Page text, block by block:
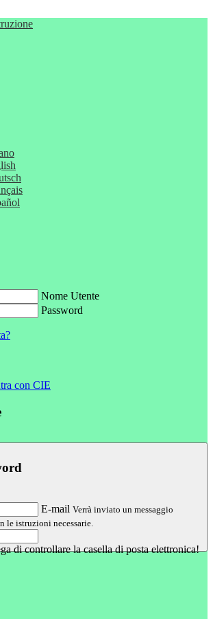
Nome Utente
Password
con CIE
E-mail Verrà inviato un messaggio
le istruzioni necessarie.
di controllare la casella di posta elettronica!